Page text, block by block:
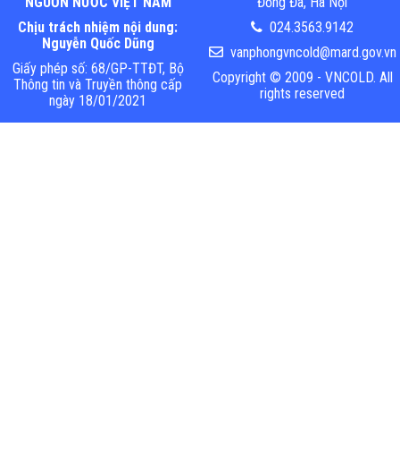
Chịu trách nhiệm nội dung:
Nguyễn Quốc Dũng
Giấy phép số: 68/GP-TTĐT, Bộ
Thông tin và Truyền thông cấp
ngày 18/01/2021
024.3563.9142
vanphongvncold@mard.gov.vn
Copyright © 2009 - VNCOLD. All
rights reserved